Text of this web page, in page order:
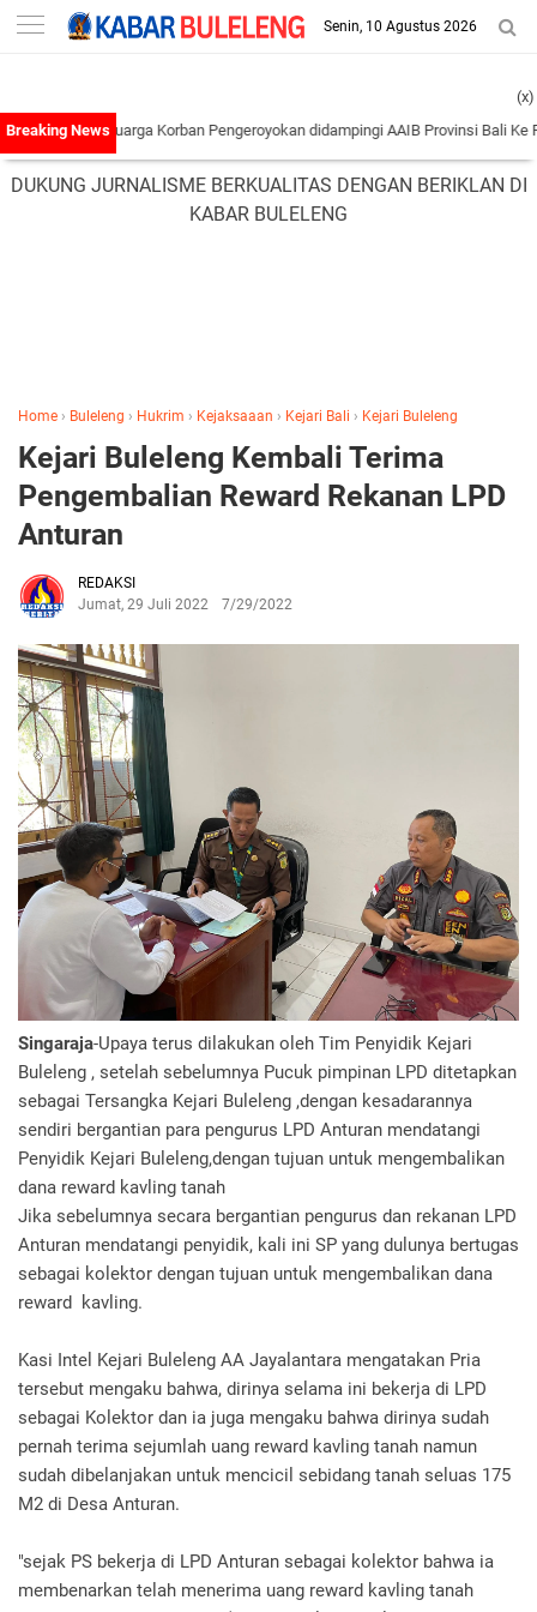
-->
Senin, 10 Agustus 2026
Keluarga Korban Pengeroyokan didampingi AAIB Provinsi Bali Ke Polres
(x)
DUKUNG JURNALISME BERKUALITAS DENGAN BERIKLAN DI
KABAR BULELENG
Home › Buleleng › Hukrim › Kejaksaaan › Kejari Bali › Kejari Buleleng
Kejari Buleleng Kembali Terima
Pengembalian Reward Rekanan LPD
Anturan
REDAKSI
Jumat, 29 Juli 2022
7/29/2022
Singaraja-Upaya terus dilakukan oleh Tim Penyidik Kejari
Buleleng , setelah sebelumnya Pucuk pimpinan LPD ditetapkan
sebagai Tersangka Kejari Buleleng ,dengan kesadarannya
sendiri bergantian para pengurus LPD Anturan mendatangi
Penyidik Kejari Buleleng,dengan tujuan untuk mengembalikan
dana reward kavling tanah
Jika sebelumnya secara bergantian pengurus dan rekanan LPD
Anturan mendatangi penyidik, kali ini SP yang dulunya bertugas
sebagai kolektor dengan tujuan untuk mengembalikan dana
reward kavling.
Kasi Intel Kejari Buleleng AA Jayalantara mengatakan Pria
tersebut mengaku bahwa, dirinya selama ini bekerja di LPD
sebagai Kolektor dan ia juga mengaku bahwa dirinya sudah
pernah terima sejumlah uang reward kavling tanah namun
sudah dibelanjakan untuk mencicil sebidang tanah seluas 175
M2 di Desa Anturan.
"sejak PS bekerja di LPD Anturan sebagai kolektor bahwa ia
membenarkan telah menerima uang reward kavling tanah